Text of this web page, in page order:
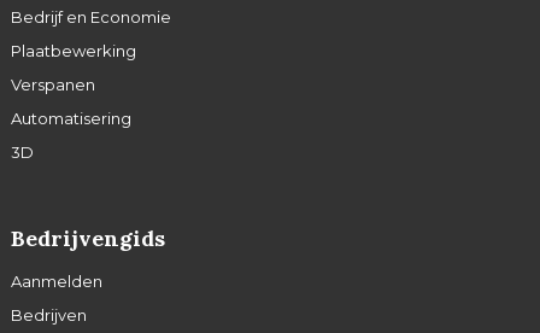
Bedrijf en Economie
Plaatbewerking
Verspanen
Automatisering
3D
Bedrijvengids
Aanmelden
Bedrijven